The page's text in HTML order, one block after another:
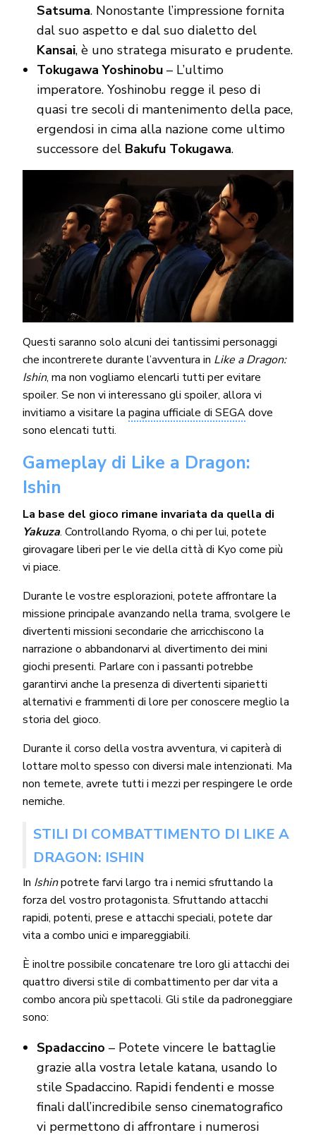
Satsuma. Nonostante l’impressione fornita
dal suo aspetto e dal suo dialetto del
Kansai, è uno stratega misurato e prudente.
Tokugawa Yoshinobu– L’ultimo
imperatore. Yoshinobu regge il peso di
quasi tre secoli di mantenimento della pace,
ergendosi in cima alla nazione come ultimo
successore del Bakufu Tokugawa.
Questi saranno solo alcuni dei tantissimi personaggi
che incontrerete durante l’avventura in Like a Dragon:
Ishin, ma non vogliamo elencarli tutti per evitare
spoiler. Se non vi interessano gli spoiler, allora vi
invitiamo a visitare lapagina ufficiale di SEGAdove
sono elencati tutti.
Gameplay di Like a Dragon:
Ishin
La base del gioco rimane invariata da quella di
Yakuza. Controllando Ryoma, o chi per lui, potete
girovagare liberi per le vie della città di Kyo come più
vi piace.
Durante le vostre esplorazioni, potete affrontare la
missione principale avanzando nella trama, svolgere le
divertenti missioni secondarie che arricchiscono la
narrazione o abbandonarvi al divertimento dei mini
giochi presenti. Parlare con i passanti potrebbe
garantirvi anche la presenza di divertenti siparietti
alternativi e frammenti di lore per conoscere meglio la
storia del gioco.
Durante il corso della vostra avventura, vi capiterà di
lottare molto spesso con diversi male intenzionati. Ma
non temete, avrete tutti i mezzi per respingere le orde
nemiche.
STILI DI COMBATTIMENTO DI LIKE A
DRAGON: ISHIN
In Ishinpotrete farvi largo tra i nemici sfruttando la
forza del vostro protagonista. Sfruttando attacchi
rapidi, potenti, prese e attacchi speciali, potete dar
vita a combo unici e impareggiabili.
È inoltre possibile concatenare tre loro gli attacchi dei
quattro diversi stile di combattimento per dar vita a
combo ancora più spettacoli. Gli stile da padroneggiare
sono:
Spadaccino – Potete vincere le battaglie
grazie alla vostra letale katana, usando lo
stile Spadaccino. Rapidi fendenti e mosse
finali dall’incredibile senso cinematografico
vi permettono di affrontare i numerosi